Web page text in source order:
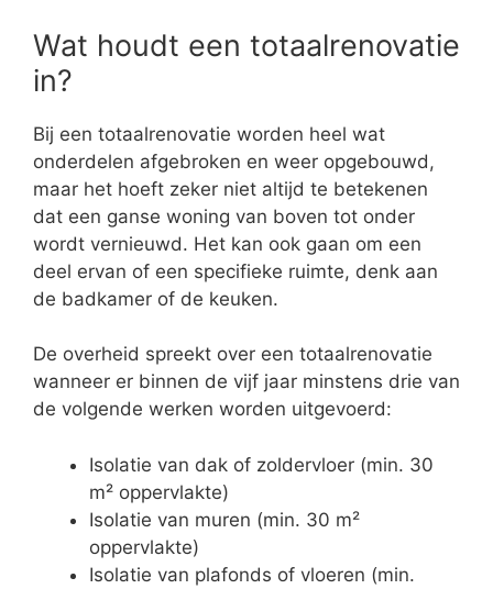
Wat houdt een totaalrenovatie
in?
Bij een totaalrenovatie worden heel wat
onderdelen afgebroken en weer opgebouwd,
maar het hoeft zeker niet altijd te betekenen
dat een ganse woning van boven tot onder
wordt vernieuwd. Het kan ook gaan om een
deel ervan of een specifieke ruimte, denk aan
de badkamer of de keuken.
De overheid spreekt over een totaalrenovatie
wanneer er binnen de vijf jaar minstens drie van
de volgende werken worden uitgevoerd:
Isolatie van dak of zoldervloer (min. 30
m² oppervlakte)
Isolatie van muren (min. 30 m²
oppervlakte)
Isolatie van plafonds of vloeren (min.